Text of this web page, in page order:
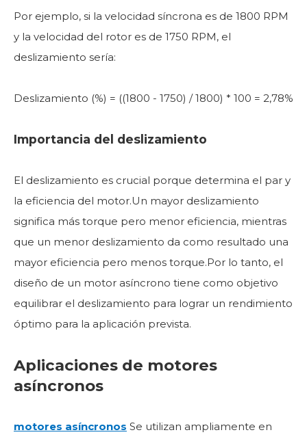
Por ejemplo, si la velocidad síncrona es de 1800 RPM
y la velocidad del rotor es de 1750 RPM, el
deslizamiento sería:
Deslizamiento (%) = ((1800 - 1750) / 1800) * 100 = 2,78%
Importancia del deslizamiento
El deslizamiento es crucial porque determina el par y
la eficiencia del motor.Un mayor deslizamiento
significa más torque pero menor eficiencia, mientras
que un menor deslizamiento da como resultado una
mayor eficiencia pero menos torque.Por lo tanto, el
diseño de un motor asíncrono tiene como objetivo
equilibrar el deslizamiento para lograr un rendimiento
óptimo para la aplicación prevista.
Aplicaciones de motores
asíncronos
motores asíncronos Se utilizan ampliamente en